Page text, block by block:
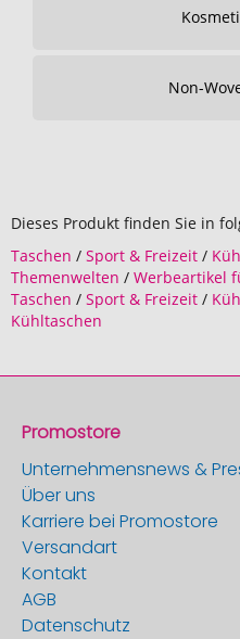
Non-
Dieses Produkt finden Sie in
Taschen / Sport & Freizeit /
Themenwelten / Werbeartikel
Taschen / Sport & Freizeit /
Kühltaschen
Promostore
Unternehmensnews &
Über uns
Karriere bei Promostore
Versandart
Kontakt
AGB
Datenschutz